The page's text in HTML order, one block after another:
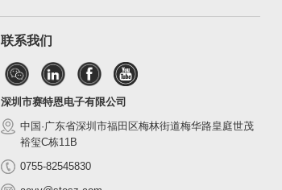
联系我们
深圳市赛特恩电子有限公司
中国·广东省深圳市福田区梅林街道梅华路皇庭世茂
裕玺C栋11B
0755-82545830